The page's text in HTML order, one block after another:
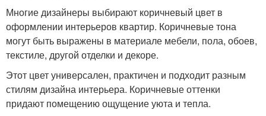
Многие дизайнеры выбирают коричневый цвет в
оформлении интерьеров квартир. Коричневые тона
могут быть выражены в материале мебели, пола, обоев,
текстиле, другой отделки и декоре.
Этот цвет универсален, практичен и подходит разным
стилям дизайна интерьера. Коричневые оттенки
придают помещению ощущение уюта и тепла.